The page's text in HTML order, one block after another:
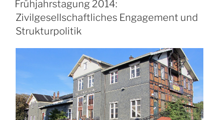
Frühjahrstagung 2014:
Zivilgesellschaftliches Engagement und
Strukturpolitik